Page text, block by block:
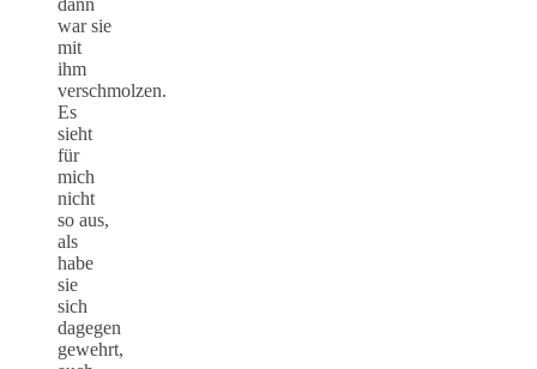
war sie
mit
ihm
verschmolzen.
Es
sieht
für
mich
nicht
so aus,
als
habe
sie
sich
dagegen
gewehrt,